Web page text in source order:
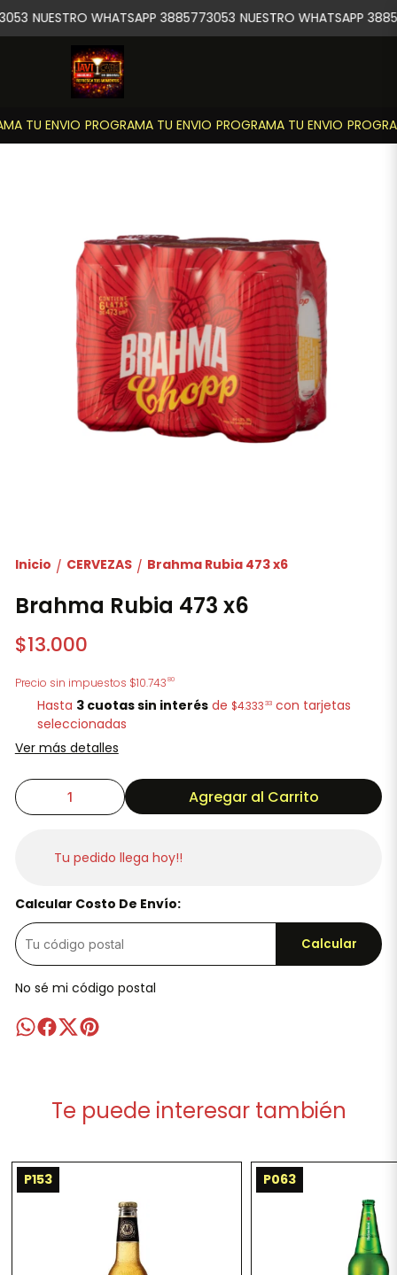
TU ENVIO PROGRAMA TU ENVIO PROGRAMA TU ENVIO
NUESTRO WHATSAPP 3885773053 NUESTRO WHATSAPP
Inicio / CERVEZAS / Brahma Rubia 473 x6
Brahma Rubia 473 x6
$13.000
Precio sin impuestos $10.74380
Hasta 3 cuotas sin interés de $4.33333 con tarjetas
seleccionadas
Ver más detalles
Agregar al Carrito
Tu pedido llega hoy!!
Calcular Costo De Envío:
Calcular
No sé mi código postal
Te puede interesar también
P153 P063